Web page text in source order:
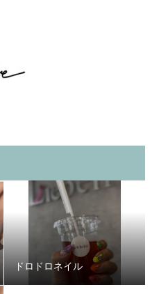
ドロドロネイル